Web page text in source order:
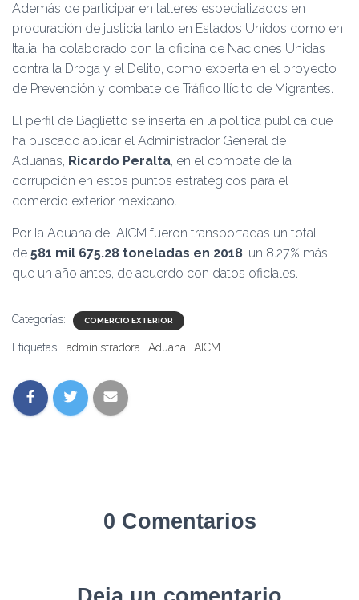
Además de participar en talleres especializados en
procuración de justicia tanto en Estados Unidos como en
Italia, ha colaborado con la oficina de Naciones Unidas
contra la Droga y el Delito, como experta en el proyecto
de Prevención y combate de Tráfico Ilícito de Migrantes.
El perfil de Baglietto se inserta en la política pública que
ha buscado aplicar el Administrador General de
Aduanas, Ricardo Peralta, en el combate de la
corrupción en estos puntos estratégicos para el
comercio exterior mexicano.
Por la Aduana del AICM fueron transportadas un total
de 581 mil 675.28 toneladas en 2018, un 8.27% más
que un año antes, de acuerdo con datos oficiales.
Categorías: COMERCIO EXTERIOR
Etiquetas: administradora Aduana AICM
0 Comentarios